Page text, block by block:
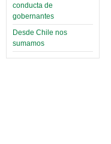
conducta de
gobernantes
Desde Chile nos
sumamos